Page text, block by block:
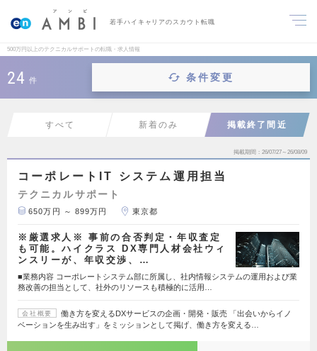
若手ハイキャリアのスカウト転職
500万円以上のテクニカルサポートの転職・求人情報
24 件 条件変更
すべて 新着のみ 掲載終了間近
掲載期間 26/07/27～26/08/09
コーポレートIT システム運用担当
テクニカルサポート
650万円 ～ 899万円 東京都
※厳選求人※ 事前の合否判定・年収査定
も可能。ハイクラス DX専門人材会社ウィ
ンスリーが、年収交渉、…
■業務内容 コーポレートシステム部に所属し、社内情報システムの運用および業
務改善の担当として、社外のリソースも積極的に活用…
会社概要
働き方を変えるDXサービスの企画・開発・販売 「出会いからイノ
ベーションを生み出す」をミッションとして掲げ、働き方を変える…